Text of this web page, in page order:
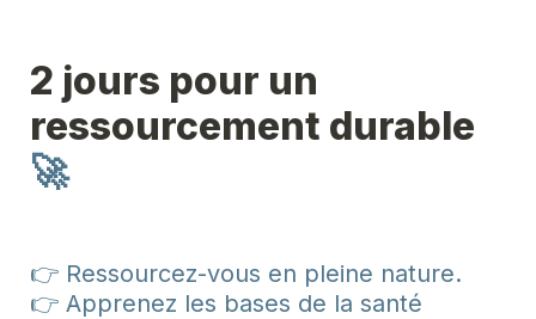
2 jours pour un
🚀
👉 Ressourcez-vous en pleine nature.
👉 Apprenez les bases de la santé